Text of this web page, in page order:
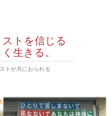
トを信じる
生きる。
トが共におられる